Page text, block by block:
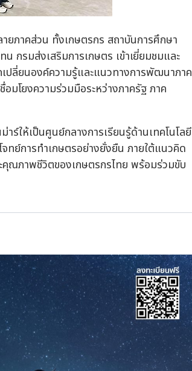
ยภาคส่วน ทั้งเกษตรกร สถาบันการศึกษา
กรมส่งเสริมการเกษตร เข้าเยี่ยมชมและ
เปลี่ยนองค์ความรู้และแนวทางการพัฒนาภาค
มโยงความร่วมมือระหว่างภาครัฐ ภาค
ให้เป็นศูนย์กลางการเรียนรู้ด้านเทคโนโลยี
ย์การทำเกษตรอย่างยั่งยืน ภายใต้แนวคิด
ณภาพชีวิตของเกษตรกรไทย พร้อมร่วมขับ